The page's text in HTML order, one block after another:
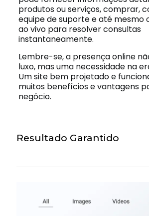
produtos ou serviços, comprar,
equipe de suporte e até mesmo
ao vivo para resolver consultas
instantaneamente.
Lembre-se, a presença online
luxo, mas uma necessidade na
Um site bem projetado e
muitos benefícios e vantagens
negócio.
Resultado Garantido